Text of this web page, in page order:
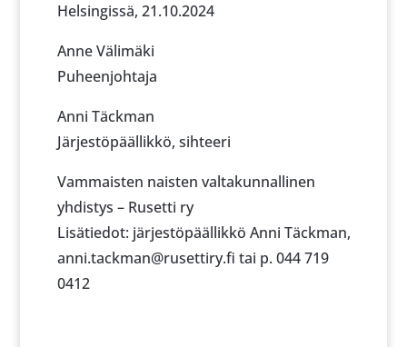
Helsingissä, 21.10.2024
Anne Välimäki
Puheenjohtaja
Anni Täckman
Järjestöpäällikkö, sihteeri
Vammaisten naisten valtakunnallinen
yhdistys – Rusetti ry
Lisätiedot: järjestöpäällikkö Anni Täckman,
anni.tackman@rusettiry.fi tai p. 044 719
0412